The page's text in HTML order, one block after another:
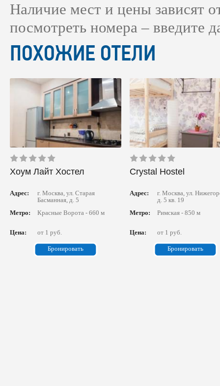
Наличие мест и цены зависят
посмотреть номера – введите
ПОХОЖИЕ ОТЕЛИ
Хоум Лайт Хостел
Адрес:
г. Москва, ул. Старая
Басманная, д. 5
Метро:
Красные Ворота - 660 м
Цена: от 1 руб.
Бронировать
Crystal Hostel
Адрес:
г. Москва, ул.
д. 5 кв. 19
Метро:
Римская - 850 м
Цена: от 1 руб.
Бронировать